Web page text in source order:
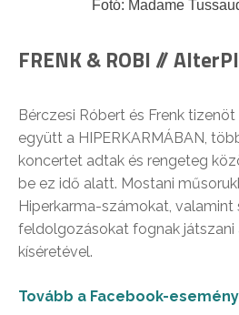
Fotó: Madame
FRENK & ROBI //
Bérczesi Róbert és Frenk
együtt a HIPERKARMÁBAN,
koncertet adtak és rengeteg
be ez idő alatt. Mostani
Hiperkarma-számokat,
feldolgozásokat fognak játszani
kíséretével.
Tovább a Facebook-